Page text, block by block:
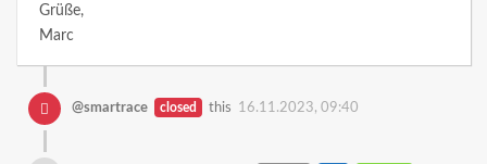
Grüße,
Marc
@smartrace closed this 16.11.2023, 09:40